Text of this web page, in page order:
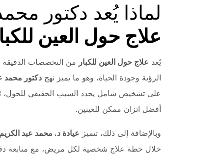
لماذا يُعد دكتور
علاج حول العين
يُعد علاج حول العين للكبار من التخصصات الدقيقة
الرؤية وجودة الحياة، وهو ما يميز نهج دكتور محمد
على تشخيص شامل يحدد السبب الحقيقي للحول،
أفضل اتزان ممكن للعينين.
وبالإضافة إلى ذلك، تتميز عيادة د. محمد عبد
خلال خطة علاج شخصية لكل مريض، مع متابعة